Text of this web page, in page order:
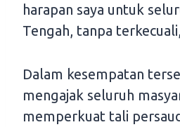
harapan saya untuk
Tengah, tanpa
Dalam kesempatan
mengajak seluruh
memperkuat tali